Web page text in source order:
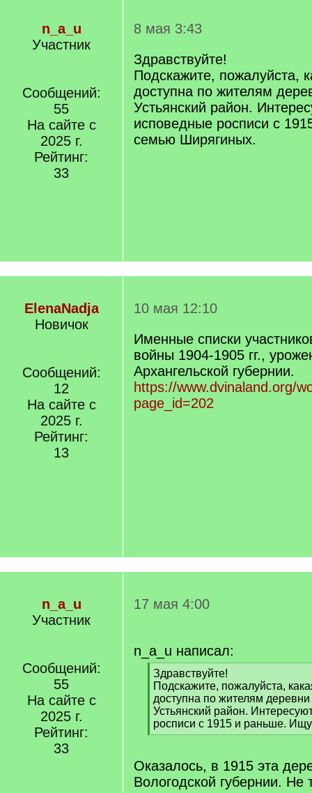
n_a_u
Участник
Сообщений:
55
На сайте с
2025 г.
Рейтинг:
33
8 мая 3:43
Здравствуйте!
Подскажите, пожалуйста,
доступна по жителям
Устьянский район.
исповедные росписи с
семью Ширягиных.
ElenaNadja
Новичок
Сообщений:
12
На сайте с
2025 г.
Рейтинг:
13
10 мая 12:10
Именные списки
войны 1904-1905 гг.,
Архангельской губернии.
https://www.dvinaland.org/
page_id=202
n_a_u
Участник
Сообщений:
55
На сайте с
2025 г.
Рейтинг:
33
17 мая 4:00
n_a_u написал:
[
q
]
Здравствуйте!
Подскажите, пожалуйста,
доступна по жителям
Устьянский район.
росписи с 1915 и раньше.
[
q
]
Оказалось, в 1915 эта
Вологодской губернии. Не